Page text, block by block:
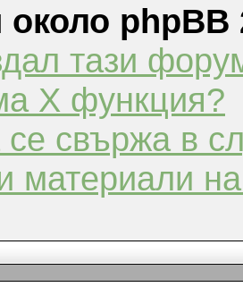
phpBB
тази
X функция?
се свържа в
материали